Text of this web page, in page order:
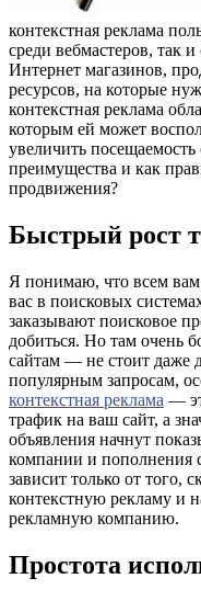
контекстная реклама
среди вебмастеров, так
Интернет магазинов,
ресурсов, на которые
контекстная реклама
которым ей может
увеличить
преимущества и как
продвижения?
Быстрый рост
Я понимаю, что всем
вас в поисковых
заказывают поисковое
добиться. Но там очень
сайтам — не стоит даже
популярным запросам,
контекстная реклама —
трафик на ваш сайт, а
объявления начнут
компании и пополнения
зависит только от того,
контекстную рекламу и
рекламную компанию.
Простота